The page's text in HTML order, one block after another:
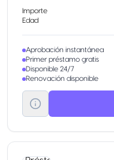
Importe
Edad
Aprobación instantánea
Primer préstamo gratis
Disponible 24/7
Renovación disponible